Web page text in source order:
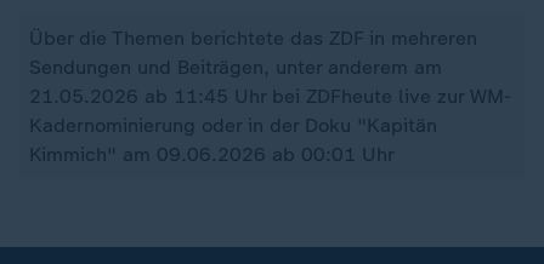
Über die Themen berichtete das ZDF in mehreren
Sendungen und Beiträgen, unter anderem am
21.05.2026 ab 11:45 Uhr bei ZDFheute live zur WM-
Kadernominierung oder in der Doku "Kapitän
Kimmich" am 09.06.2026 ab 00:01 Uhr